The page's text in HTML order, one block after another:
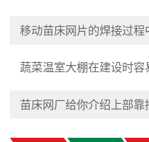
移动苗床网片的焊接过
蔬菜温室大棚在建设时
苗床网厂给你介绍上部靠